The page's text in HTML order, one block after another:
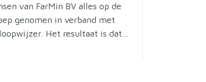
van FarMin BV alles op de
genomen in verband met
Het resultaat is dat…